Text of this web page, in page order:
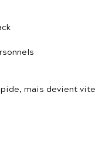
mais devient vite